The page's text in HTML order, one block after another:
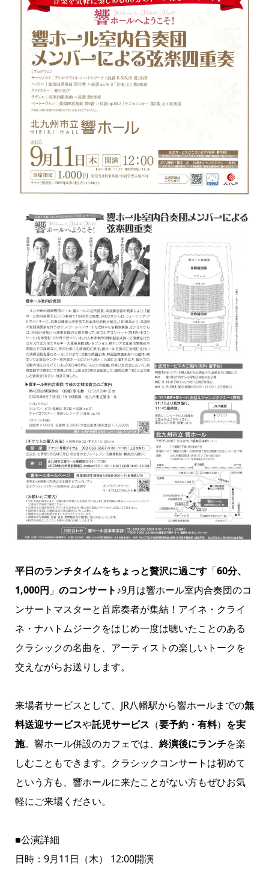
平日のランチタイムをちょっと贅沢に過ごす「60分、
1,000円 」 のコンサート♪9月は響ホール室内合奏団のコ
ンサートマスターと首席奏者が集結！アイネ・クライ
ネ・ナハトムジークをはじめ一度は聴いたことのある
クラシックの名曲を、アーティストの楽しいトークを
交えながらお送りします。
来場者サービスとして、JR八幡駅から響ホールまでの無
料送迎サービスや託児サービス （要予約・有料） を実
施。響ホール併設のカフェでは、 終演後にランチを楽
しむこともできます。クラシックコンサートは初めて
という方も、響ホールに来たことがない方もぜひお気
軽にご来場ください。
■公演詳細
日時：9月11日（木） 12:00開演